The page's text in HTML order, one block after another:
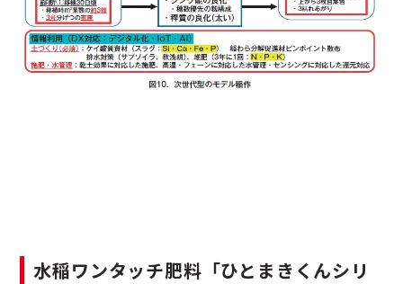
水稲ワンタッチ肥料「ひとまきくんシリ